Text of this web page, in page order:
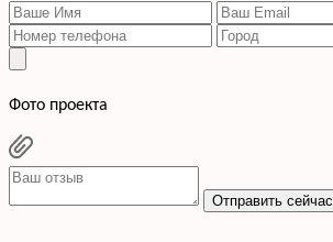
Фото проекта
Отправить сейчас